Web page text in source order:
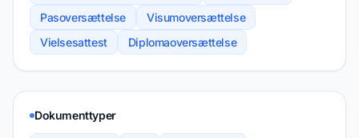
Pasoversættelse
Visumoversættelse
Vielsesattest
Diplomaoversættelse
Dokumenttyper